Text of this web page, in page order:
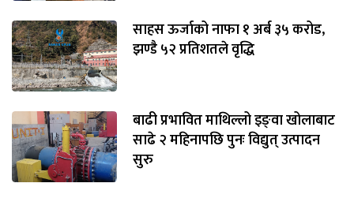
साहस ऊर्जाको नाफा १ अर्ब ३५ करोड,
झण्डै ५२ प्रतिशतले वृद्धि
बाढी प्रभावित माथिल्लो इङ्‌वा खोलाबाट
साढे २ महिनापछि पुनः विद्युत् उत्पादन
सुरु